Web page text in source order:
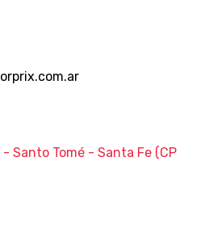
- Santo Tomé - Santa Fe (CP